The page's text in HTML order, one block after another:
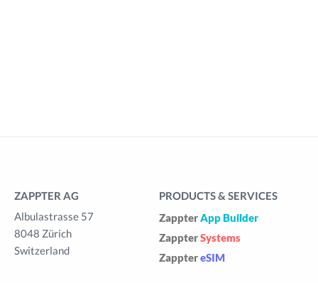
ZAPPTER AG
Albulastrasse 57
8048 Zürich
Switzerland
PRODUCTS & SERVICES
ZappterApp Builder
ZappterSystems
ZapptereSIM